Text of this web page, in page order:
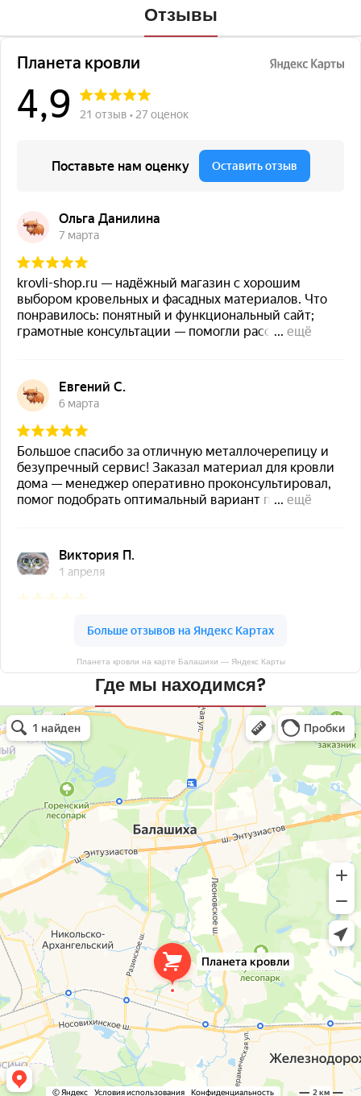
Отзывы
Планета кровли на карте Балашихи — Яндекс Карты
Где мы находимся?
Планета кровли
Кровля и кровельные материалы в Балашихе
Окна в Балашихе